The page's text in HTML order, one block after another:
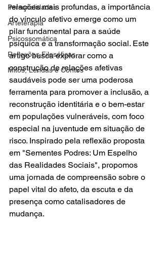
Personalidades
Arteterapia
Psicossomática
Reflexões Filosóficas
Mitos, Lendas e Contos
relações mais profundas, a importância
do vínculo afetivo emerge como um
pilar fundamental para a saúde
psíquica e a transformação social. Este
artigo busca explorar como a
construção de relações afetivas
saudáveis pode ser uma poderosa
ferramenta para promover a inclusão, a
reconstrução identitária e o bem-estar
em populações vulneráveis, com foco
especial na juventude em situação de
risco. Inspirado pela reflexão proposta
em "Sementes Podres: Um Espelho
das Realidades Sociais", propomos
uma jornada de compreensão sobre o
papel vital do afeto, da escuta e da
presença como catalisadores de
mudança.